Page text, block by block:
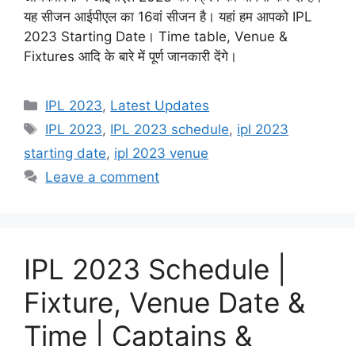
यह सीजन आईपीएल का 16वां सीजन है। यहां हम आपको IPL
2023 Starting Date। Time table, Venue &
Fixtures आदि के बारे में पूर्ण जानकारी देंगे।
Categories
IPL 2023, Latest Updates
Tags
IPL 2023, IPL 2023 schedule, ipl 2023
starting date, ipl 2023 venue
Leave a comment
IPL 2023 Schedule |
Fixture, Venue Date &
Time | Captains &